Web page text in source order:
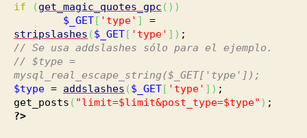
if (get_magic_quotes_gpc ( ) )
$_GET[ 'type' ]
=
stripslashes ($_GET[ 'type' ] ) ;
// Se usa addslashes sólo para el ejemplo.
// $type =
mysql_real_escape_string($_GET['type']);
$type = addslashes ($_GET[ 'type' ] ) ;
get_posts ( "limit=$limit&post_type=$type" ) ;
?>